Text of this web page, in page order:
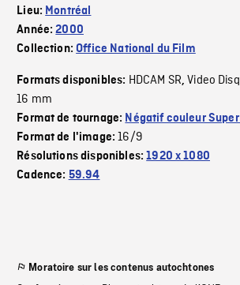
Lieu: Montréal
Année:2000
Collection:Office National du Film
Formats disponibles: HDCAM SR,Video
16 mm
Format de tournage: Négatif couleur
Format de l'image:16/9
Résolutions disponibles:1920 x 1080
Cadence: 59.94
Moratoire sur les contenus autochtones